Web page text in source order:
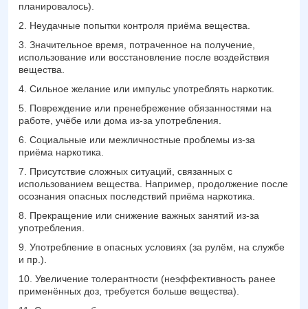
планировалось).
Неудачные попытки контроля приёма вещества.
Значительное время, потраченное на получение,
использование или восстановление после воздействия
вещества.
Сильное желание или импульс употреблять наркотик.
Повреждение или пренебрежение обязанностями на
работе, учёбе или дома из-за употребления.
Социальные или межличностные проблемы из-за
приёма наркотика.
Присутствие сложных ситуаций, связанных с
использованием вещества. Например, продолжение после
осознания опасных последствий приёма наркотика.
Прекращение или снижение важных занятий из-за
употребления.
Употребление в опасных условиях (за рулём, на службе
и пр.).
Увеличение толерантности (неэффективность ранее
применённых доз, требуется больше вещества).